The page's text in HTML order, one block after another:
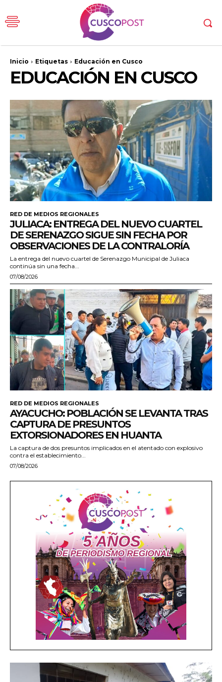
Inicio Etiquetas Educación en Cusco
EDUCACIÓN EN CUSCO
RED DE MEDIOS REGIONALES
JULIACA: ENTREGA DEL NUEVO CUARTEL
DE SERENAZGO SIGUE SIN FECHA POR
OBSERVACIONES DE LA CONTRALORÍA
La entrega del nuevo cuartel de Serenazgo Municipal de Juliaca
continúa sin una fecha...
07/08/2026
RED DE MEDIOS REGIONALES
AYACUCHO: POBLACIÓN SE LEVANTA TRAS
CAPTURA DE PRESUNTOS
EXTORSIONADORES EN HUANTA
La captura de dos presuntos implicados en el atentado con explosivo
contra el establecimiento...
07/08/2026